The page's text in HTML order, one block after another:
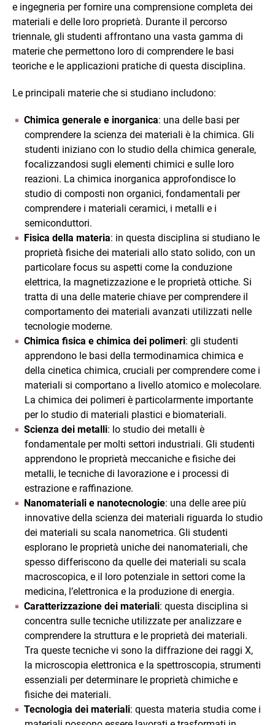
e ingegneria per fornire una comprensione completa dei
materiali e delle loro proprietà. Durante il percorso
triennale, gli studenti affrontano una vasta gamma di
materie che permettono loro di comprendere le basi
teoriche e le applicazioni pratiche di questa disciplina.
Le principali materie che si studiano includono:
Chimica generale e inorganica: una delle basi per
comprendere la scienza dei materiali è la chimica. Gli
studenti iniziano con lo studio della chimica generale,
focalizzandosi sugli elementi chimici e sulle loro
reazioni. La chimica inorganica approfondisce lo
studio di composti non organici, fondamentali per
comprendere i materiali ceramici, i metalli e i
semiconduttori.
Fisica della materia: in questa disciplina si studiano le
proprietà fisiche dei materiali allo stato solido, con un
particolare focus su aspetti come la conduzione
elettrica, la magnetizzazione e le proprietà ottiche. Si
tratta di una delle materie chiave per comprendere il
comportamento dei materiali avanzati utilizzati nelle
tecnologie moderne.
Chimica fisica e chimica dei polimeri: gli studenti
apprendono le basi della termodinamica chimica e
della cinetica chimica, cruciali per comprendere come i
materiali si comportano a livello atomico e molecolare.
La chimica dei polimeri è particolarmente importante
per lo studio di materiali plastici e biomateriali.
Scienza dei metalli: lo studio dei metalli è
fondamentale per molti settori industriali. Gli studenti
apprendono le proprietà meccaniche e fisiche dei
metalli, le tecniche di lavorazione e i processi di
estrazione e raffinazione.
Nanomateriali e nanotecnologie: una delle aree più
innovative della scienza dei materiali riguarda lo studio
dei materiali su scala nanometrica. Gli studenti
esplorano le proprietà uniche dei nanomateriali, che
spesso differiscono da quelle dei materiali su scala
macroscopica, e il loro potenziale in settori come la
medicina, l’elettronica e la produzione di energia.
Caratterizzazione dei materiali: questa disciplina si
concentra sulle tecniche utilizzate per analizzare e
comprendere la struttura e le proprietà dei materiali.
Tra queste tecniche vi sono la diffrazione dei raggi X,
la microscopia elettronica e la spettroscopia, strumenti
essenziali per determinare le proprietà chimiche e
fisiche dei materiali.
Tecnologia dei materiali: questa materia studia come i